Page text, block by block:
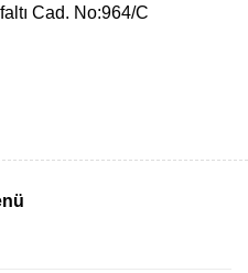
Cad. No:964/C